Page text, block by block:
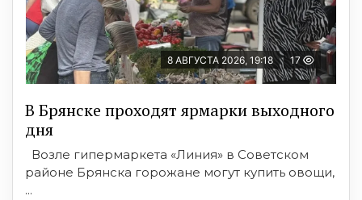
8 АВГУСТА 2026, 19:18 17
В Брянске проходят ярмарки выходного
дня
Возле гипермаркета «Линия» в Советском
районе Брянска горожане могут купить овощи,
...